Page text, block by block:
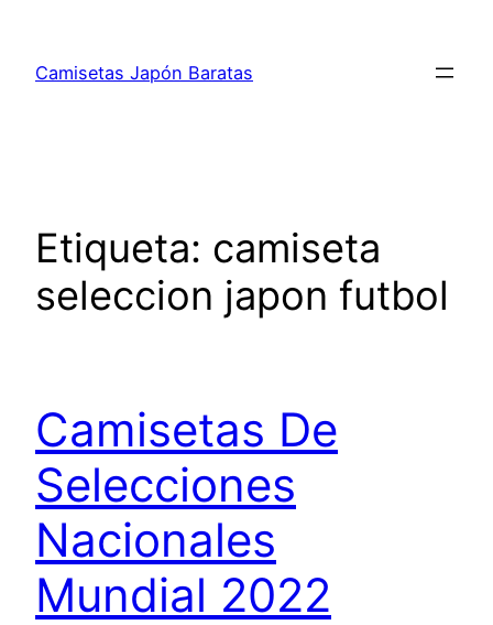
contenido
Camisetas Japón Baratas
Etiqueta: camiseta
seleccion japon futbol
Camisetas De
Selecciones
Nacionales
Mundial 2022